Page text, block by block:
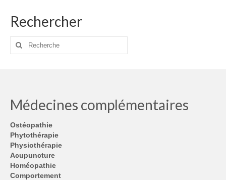
Rechercher
Rechercher
Médecines complémentaires
Ostéopathie
Phytothérapie
Physiothérapie
Acupuncture
Homéopathie
Comportement